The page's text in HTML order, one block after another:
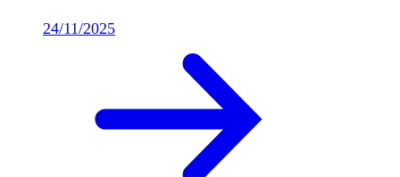
24/11/2025